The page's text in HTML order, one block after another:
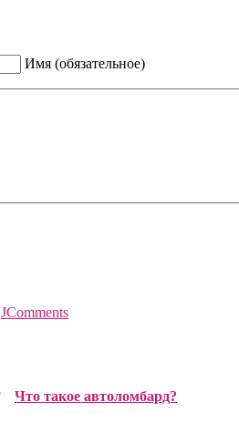
Имя (обязательное)
JComments
Что такое автоломбард?